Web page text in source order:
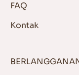
FAQ
Kontak